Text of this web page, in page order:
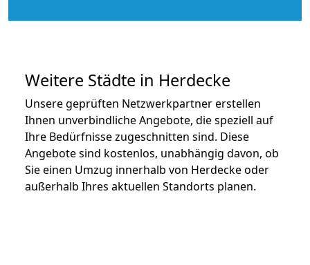
Weitere Städte in Herdecke
Unsere geprüften Netzwerkpartner erstellen
Ihnen unverbindliche Angebote, die speziell auf
Ihre Bedürfnisse zugeschnitten sind. Diese
Angebote sind kostenlos, unabhängig davon, ob
Sie einen Umzug innerhalb von Herdecke oder
außerhalb Ihres aktuellen Standorts planen.